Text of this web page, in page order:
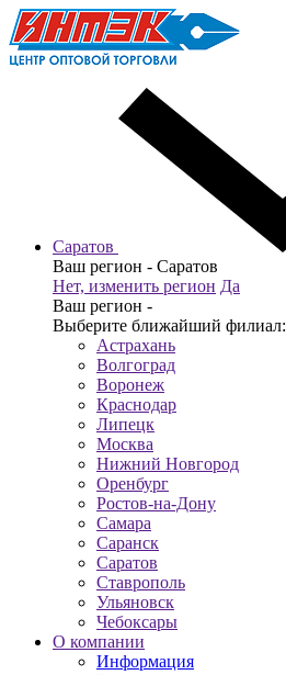
Саратов
Ваш регион - Саратов
Нет, изменить регион Да
Ваш регион -
Выберите ближайший филиал:
Астрахань
Волгоград
Воронеж
Краснодар
Липецк
Москва
Нижний Новгород
Оренбург
Ростов-на-Дону
Самара
Саранск
Саратов
Ставрополь
Ульяновск
Чебоксары
О компании
Информация